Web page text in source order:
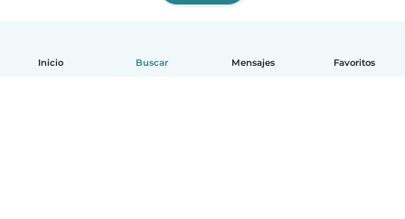
Inicio Buscar Mensajes Favoritos